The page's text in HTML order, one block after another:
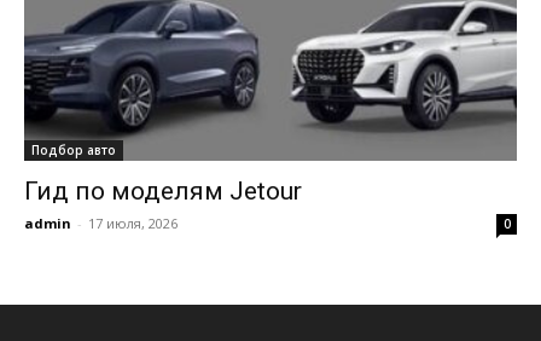
Подбор авто
Гид по моделям Jetour
admin - 17 июля, 2026 0